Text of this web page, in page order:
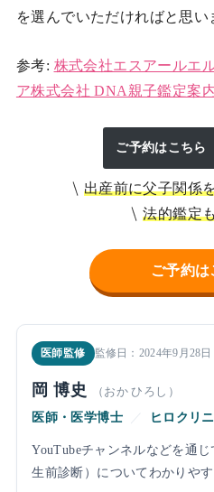
を選んでいただければと思い
参考: 株式会社エスアールエ
ア株式会社 DNA親子鑑定案
ご予約はこちら
出産前に父子関係
法的鑑定
ご予約は
医師監修 監修日：2024年9月28日
岡 博史
（おか ひろし）
医師・医学博士
／ ヒロクリ
YouTubeチャンネルなどを通
生前診断）についてわかりやす